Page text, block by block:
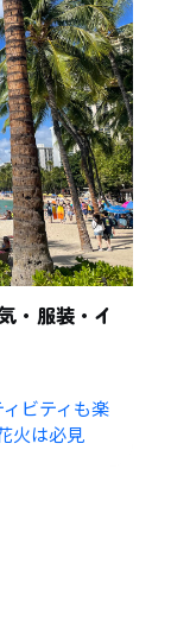
・服装・イ
ビティも楽
火は必見